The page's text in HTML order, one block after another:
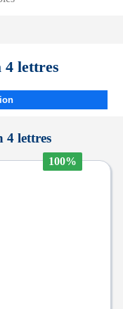
4 lettres
4 lettres
100%